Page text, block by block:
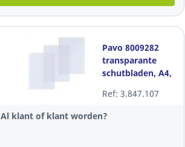
Pavo 8009282
transparante
schutbladen, A4,
micron, per 100
stuks
Ref: 3.847.107
Al klant of klant worden?